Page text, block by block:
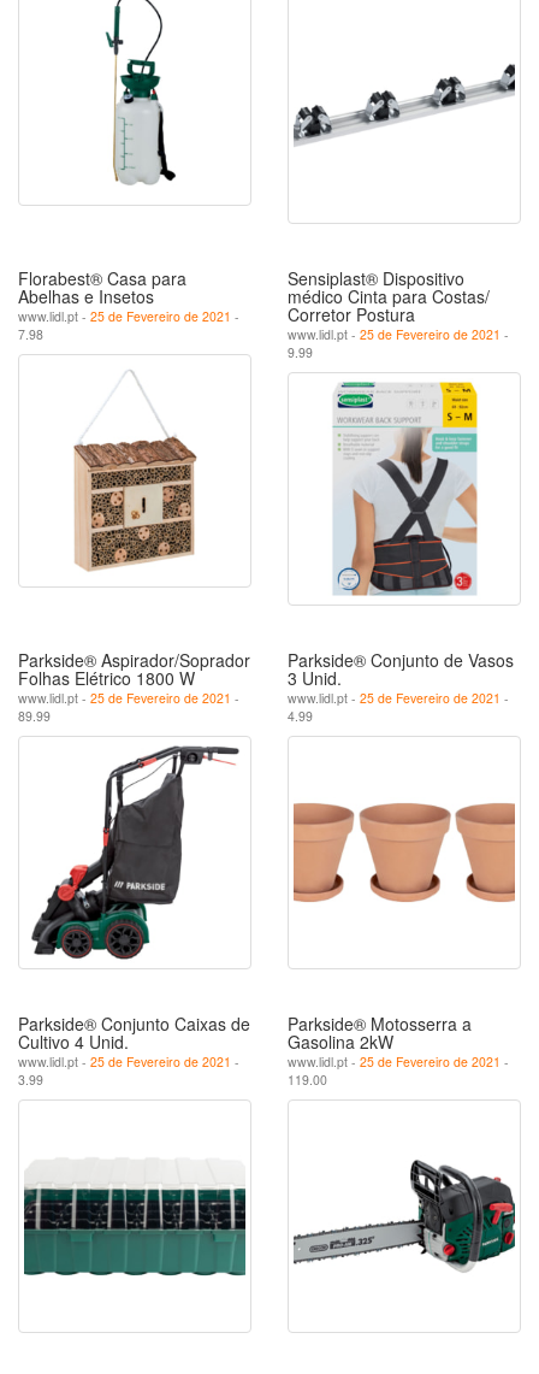
Florabest® Casa para
Abelhas e Insetos
www.lidl.pt - 25 de Fevereiro de 2021 -
7.98
Sensiplast® Dispositivo
médico Cinta para Costas/
Corretor Postura
www.lidl.pt - 25 de Fevereiro de 2021 -
9.99
Parkside® Aspirador/Soprador
Folhas Elétrico 1800 W
www.lidl.pt - 25 de Fevereiro de 2021 -
89.99
Parkside® Conjunto de Vasos
3 Unid.
www.lidl.pt - 25 de Fevereiro de 2021 -
4.99
Parkside® Conjunto Caixas de
Cultivo 4 Unid.
www.lidl.pt - 25 de Fevereiro de 2021 -
3.99
Parkside® Motosserra a
Gasolina 2kW
www.lidl.pt - 25 de Fevereiro de 2021 -
119.00